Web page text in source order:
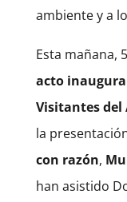
ambiente y a
Esta mañana,
acto
Visitantes del
la
con razón,
han asistido